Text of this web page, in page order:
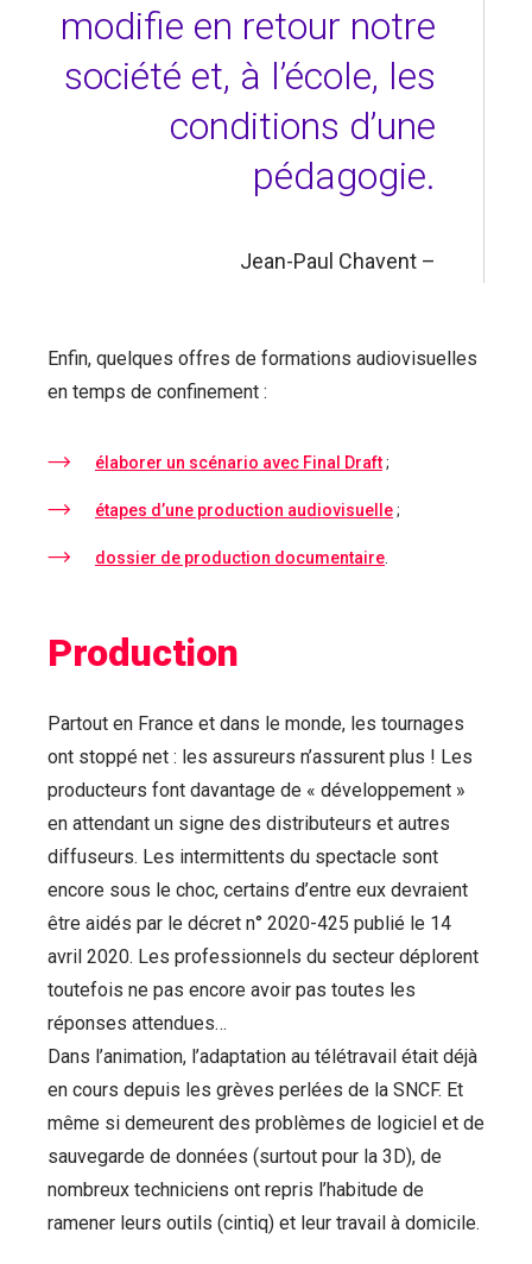
modifie en retour notre
société et, à l’école, les
conditions d’une
pédagogie.
Jean-Paul Chavent –
Enfin, quelques offres de formations audiovisuelles
en temps de confinement :
élaborer un scénario avec Final Draft;
étapes d’une production audiovisuelle;
dossier de production documentaire
Production
Partout en France et dans le monde, les tournages
ont stoppé net : les assureurs n’assurent plus ! Les
producteurs font davantage de « développement »
en attendant un signe des distributeurs et autres
diffuseurs. Les intermittents du spectacle sont
encore sous le choc, certains d’entre eux devraient
être aidés par le décret n° 2020-425 publié le 14
avril 2020. Les professionnels du secteur déplorent
toutefois ne pas encore avoir pas toutes les
réponses attendues…
Dans l’animation, l’adaptation au télétravail était déjà
en cours depuis les grèves perlées de la SNCF. Et
même si demeurent des problèmes de logiciel et de
sauvegarde de données (surtout pour la 3D), de
nombreux techniciens ont repris l’habitude de
ramener leurs outils (cintiq) et leur travail à domicile.